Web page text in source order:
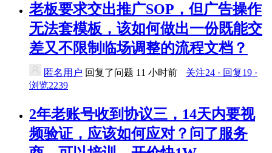
老板要求交出推广SOP，但广告操作
无法套模板，该如何做出一份既能交
差又不限制临场调整的流程文档？
匿名用户 回复了问题 11 小时前
关注24 · 回复19 ·
浏览2239
2年老账号收到协议三，14天内要视
频验证，应该如何应对？问了服务